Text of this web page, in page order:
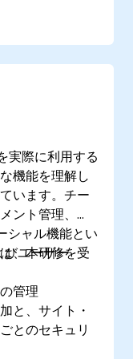
、コンテンツ
作成・修正
実際に利用する
機能を理解し
います。チー
ント管理、
ャル機能とい
、本研修を受
ユーザー
管理
と、サイト・
とのセキュリ